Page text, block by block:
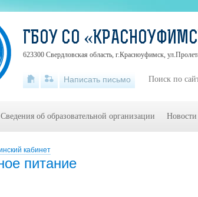
кабинет
питание
ГБОУ СО
623300 Свердловская область, г.Красноуфимск,
Написать письмо
Сведения об образовательной организации Новости